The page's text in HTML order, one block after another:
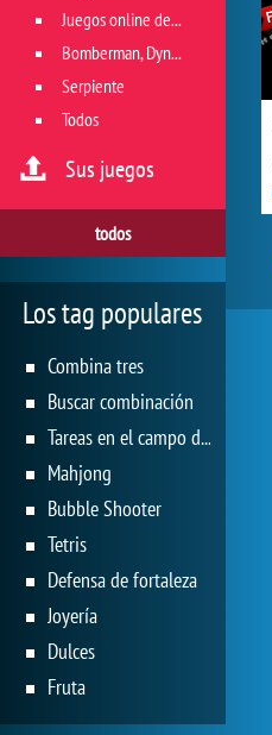
Juegos online de géneros múltiples
Bomberman, Dyna Blaster y Pacman
Serpiente
Todos
Sus juegos
todos
Los tag populares
Combina tres
Buscar combinación
Tareas en el campo de juego
Mahjong
Bubble Shooter
Tetris
Defensa de fortaleza
Joyería
Dulces
Fruta